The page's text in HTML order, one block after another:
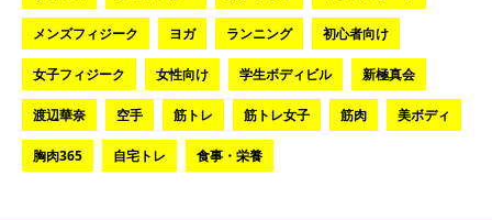
メンズフィジーク ヨガ ランニング 初心者向け
女子フィジーク 女性向け 学生ボディビル 新極真会
渡辺華奈 空手 筋トレ 筋トレ女子 筋肉 美ボディ
胸肉365 自宅トレ 食事・栄養